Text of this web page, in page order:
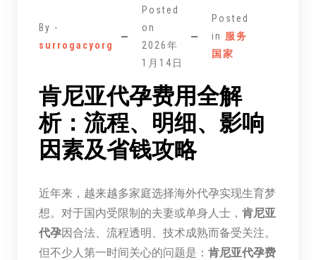
By -
surrogacyorg
Posted
on
2026年
1月14日
Posted
in 服务
国家
肯尼亚代孕费用全解
析：流程、明细、影响
因素及省钱攻略
近年来，越来越多家庭选择海外代孕实现生育梦
想。对于国内受限制的夫妻或单身人士， 肯尼亚
代孕因合法、流程透明、技术成熟而备受关注。
但不少人第一时间关心的问题是： 肯尼亚代孕费